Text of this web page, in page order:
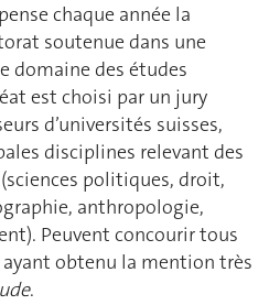
chaque année la
soutenue dans une
domaine des études
est choisi par un jury
d’universités suisses,
disciplines relevant des
politiques, droit,
anthropologie,
Peuvent concourir tous
obtenu la mention très
.